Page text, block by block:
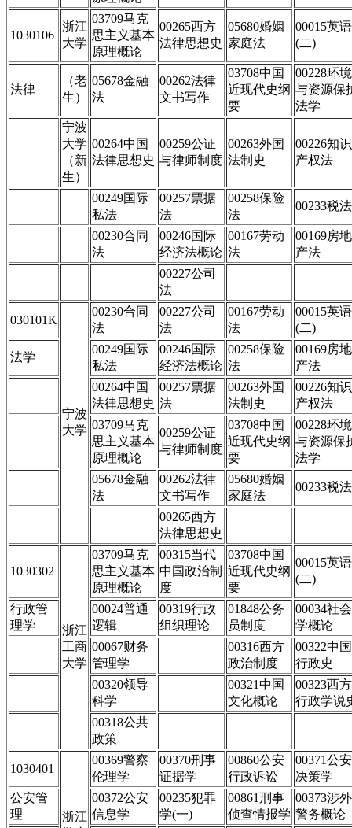
1030106
浙江
大学
03709马克
思主义基本
原理概论
00265西方
法律思想史
05680婚姻
家庭法
00015英语
(二)
法律
（老
生）
05678金融
法
00262法律
文书写作
03708中国
近现代史纲
要
00228环境
与资源保
法学
宁波
大学
（新
生）
00264中国
法律思想史
00259公证
与律师制度
00263外国
法制史
00226知识
产权法
00249国际
私法
00257票据
法
00258保险
法
00233税法
00230合同
法
00246国际
经济法概论
00167劳动
法
00169房地
产法
00227公司
法
030101K
宁波
大学
00230合同
法
00227公司
法
00167劳动
法
00015英语
(二)
法学
00249国际
私法
00246国际
经济法概论
00258保险
法
00169房地
产法
00264中国
法律思想史
00257票据
法
00263外国
法制史
00226知识
产权法
03709马克
思主义基本
原理概论
00259公证
与律师制度
03708中国
近现代史纲
要
00228环境
与资源保
法学
05678金融
法
00262法律
文书写作
05680婚姻
家庭法
00233税法
00265西方
法律思想史
1030302
浙江
工商
大学
03709马克
思主义基本
原理概论
00315当代
中国政治制
度
03708中国
近现代史纲
要
00015英语
(二)
行政管
理学
00024普通
逻辑
00319行政
组织理论
01848公务
员制度
00034社会
学概论
00067财务
管理学
00316西方
政治制度
00322中国
行政史
00320领导
科学
00321中国
文化概论
00323西方
行政学说
00318公共
政策
1030401
浙江
00369警察
伦理学
00370刑事
证据学
00860公安
行政诉讼
00371公安
决策学
公安管
理
00372公安
信息学
00235犯罪
学(一)
00861刑事
侦查情报学
00373涉外
警务概论